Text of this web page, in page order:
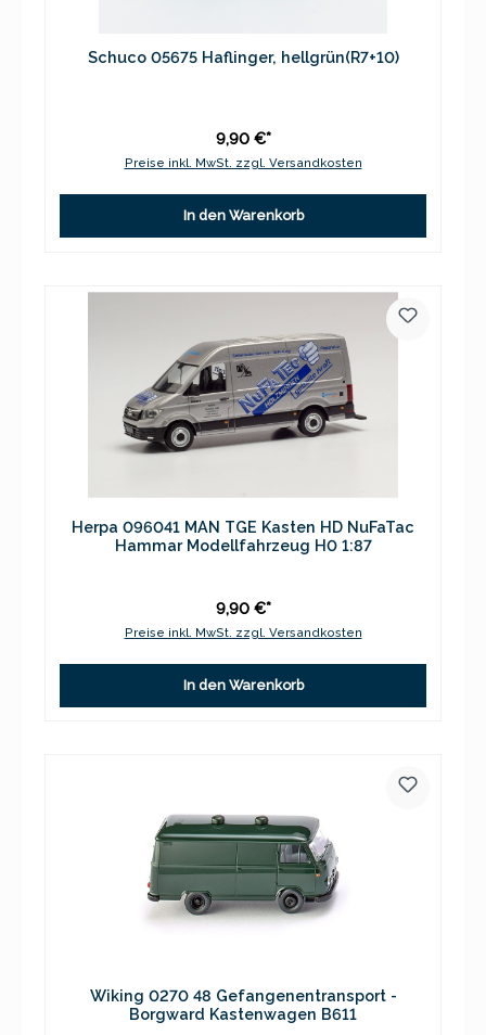
Schuco 05675 Haflinger, hellgrün(R7+10)
9,90 €*
Preise inkl. MwSt. zzgl. Versandkosten
In den Warenkorb
Herpa 096041 MAN TGE Kasten HD NuFaTac
Hammar Modellfahrzeug H0 1:87
9,90 €*
Preise inkl. MwSt. zzgl. Versandkosten
In den Warenkorb
Wiking 0270 48 Gefangenentransport -
Borgward Kastenwagen B611